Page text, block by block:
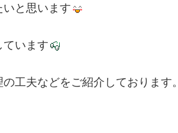
と思います
ています
工夫などをご紹介しております。